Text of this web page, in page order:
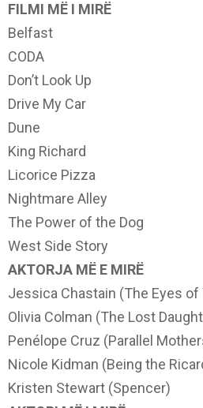
FILMI MË I MIRË
Belfast
CODA
Don’t Look Up
Drive My Car
Dune
King Richard
Licorice Pizza
Nightmare Alley
The Power of the Dog
West Side Story
AKTORJA MË E MIRË
Jessica Chastain (The Eyes of
Olivia Colman (The Lost
Penélope Cruz (Parallel
Nicole Kidman (Being the
Kristen Stewart (Spencer)